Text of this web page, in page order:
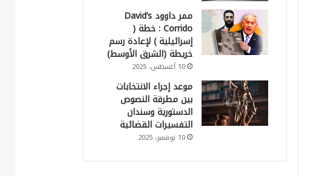
ممر داوود David’s
Corrido : خطة (
إسرائيلية ) لإعادة رسم
خريطة (الشرق الأوسط)
10 أغسطس، 2025
موعد إجراء الانتخابات
بين مطرقة النصوص
الدستورية وسندان
التفسيرات القضائية
10 نوفمبر، 2025